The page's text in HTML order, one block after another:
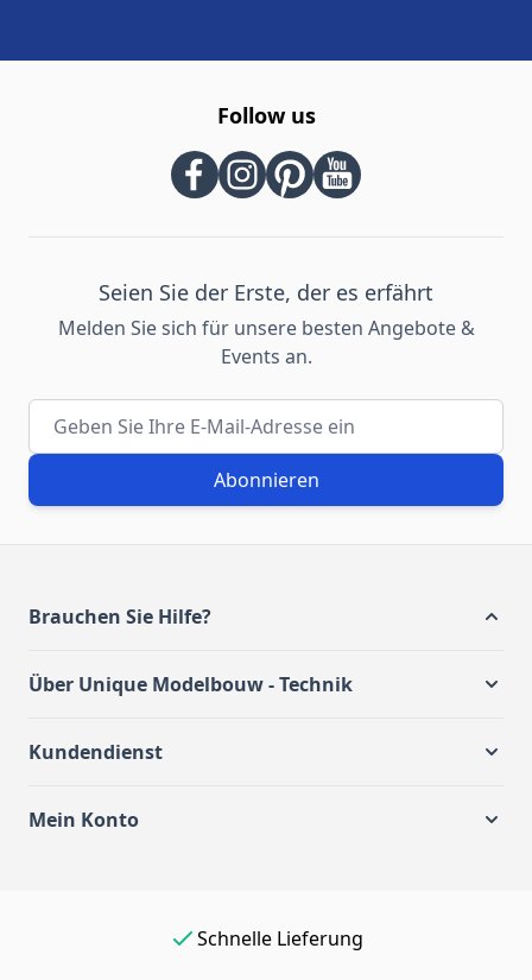
Follow us
Seien Sie der Erste, der es erfährt
Melden Sie sich für unsere besten Angebote &
Events an.
E-Mail-Adresse
Abonnieren
Brauchen Sie Hilfe?
Über Unique Modelbouw - Technik
Kundendienst
Mein Konto
Einfach online bezahlen